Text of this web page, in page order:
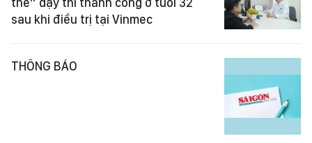
sau khi điều trị tại Vinmec
THÔNG BÁO